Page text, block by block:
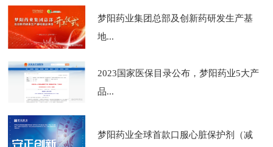
梦阳药业集团总部及创新药研发生产基
地...
2023国家医保目录公布，梦阳药业5大产
品...
梦阳药业全球首款口服心脏保护剂（减